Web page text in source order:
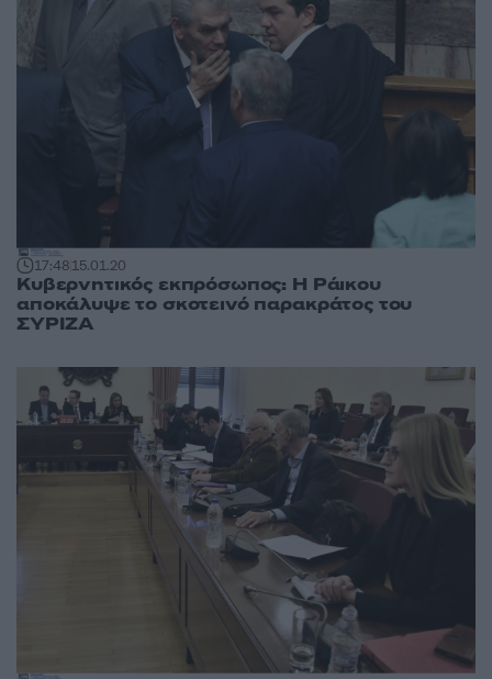
17:4815.01.20
Κυβερνητικός εκπρόσωπος: Η Ράικου
αποκάλυψε το σκοτεινό παρακράτος του
ΣΥΡΙΖΑ